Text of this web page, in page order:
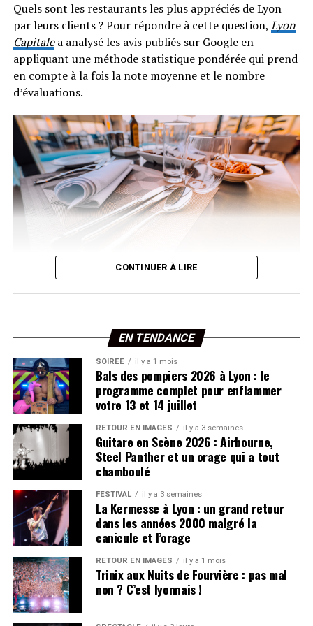
la ventilation des logements quasi impossible.
Le Rhône reste pour l’instant en vigilance orange
canicule, sans rejoindre les 54 départements
actuellement placés en vigilance rouge.
Quels sont les restaurants les plus appréciés de Lyon
par leurs clients ? Pour répondre à cette question, Lyon
Capitalea analysé les avis publiés sur Google en
appliquant une méthode statistique pondérée qui prend
en compte à la fois la note moyenne et le nombre
d’évaluations.
Aujourd’hui, Google est devenu l’outil privilégié des
milliers d’avis publiés chaque année, la plateforme offre
un aperçu particulièrement représentatif de
l’expérience vécue par les clients. Pour éviter les biais
liés aux simples notes affichées, Lyon Capitale a choisi
d’intégrer le volume d’avis dans son calcul afin de
privilégier les établissements dont la réputation repose
sur une base solide.
Carmelo intouchable
Avec une note de 4,8/5 et surtout plus de 38 000 avis,
Carmelos’impose très largement à la première place
du classement. Un résultat qui témoigne autant de sa
popularité que de sa régularité sur la durée. Peu de
restaurants parviennent à maintenir une telle note avec
un volume de commentaires aussi important.
Derrière lui, la bataille est beaucoup plus serrée.
CONTINUER À LIRE
EN TENDANCE
SOIRÉE il y a 1 mois
Bals des pompiers 2026 à Lyon : le
programme complet pour enflammer
votre 13 et 14 juillet
RETOUR EN IMAGES il y a 3 semaines
Guitare en Scène 2026 : Airbourne,
Steel Panther et un orage qui a tout
chamboulé
FESTIVAL il y a 3 semaines
La Kermesse à Lyon : un grand retour
dans les années 2000 malgré la
canicule et l’orage
RETOUR EN IMAGES il y a 1 mois
Trinix aux Nuits de Fourvière : pas mal
non ? C’est lyonnais !